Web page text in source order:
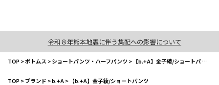
令和８年熊本地震に伴う集配への影響について
TOP>ボトムス >ショートパンツ・ハーフパンツ > 【b.+A】金子綾/ショートパンツ
TOP>ブランド >b.+A> 【b.+A】金子綾/ショートパンツ